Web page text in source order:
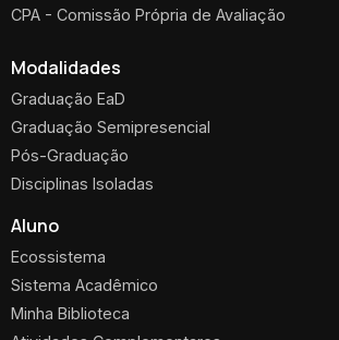
CPA - Comissão Própria de Avaliação
Modalidades
Graduação EaD
Graduação Semipresencial
Pós-Graduação
Disciplinas Isoladas
Aluno
Ecossistema
Sistema Acadêmico
Minha Biblioteca